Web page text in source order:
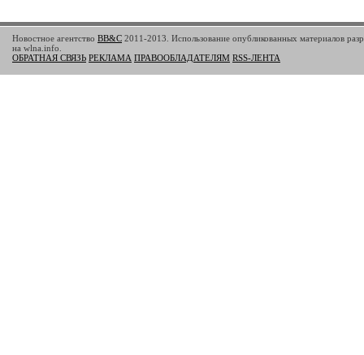
Новостное агентство BB&C 2011-2013. Использование опубликованных материалов
на wlna.info.
ОБРАТНАЯ СВЯЗЬ РЕКЛАМА ПРАВООБЛАДАТЕЛЯМ RSS-ЛЕНТА